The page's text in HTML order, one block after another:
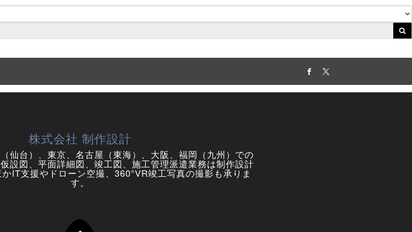
株式会社 制作設計
仙台）、東京、名古屋（東海）、大阪、福岡（九州）での
設図、平面詳細図、竣工図、施工管理派遣業務は制作設計
IT支援やドローン空撮、360°VR竣工写真の撮影も承りま
す。